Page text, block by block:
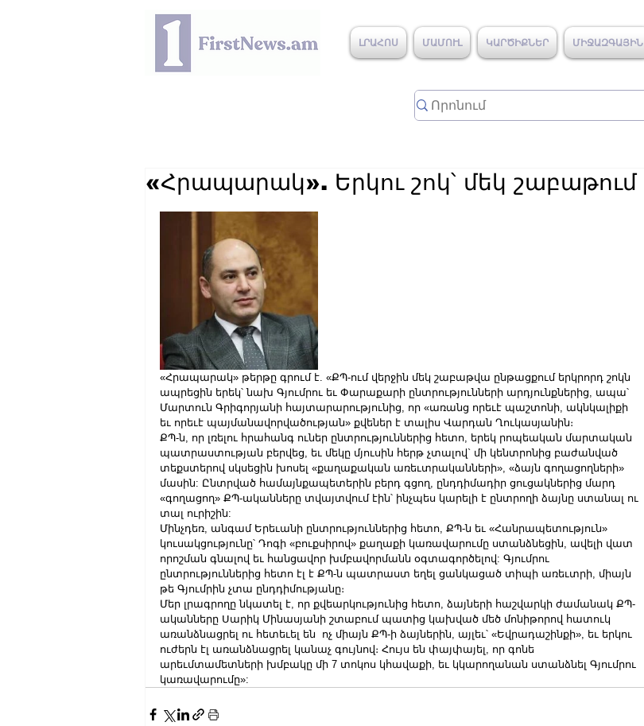
ԼՐԱՀՈՍ ՄԱՄՈՒԼ ԿԱՐԾԻՔՆԵՐ ՄԻՋԱԶԳԱՅԻՆ
«Հրապարակ». Երկու շոկ՝ մեկ շաբաթում
«Հրապարակ» թերթը գրում է. «ՔՊ-ում վերջին մեկ շաբաթվա ընթացքում երկրորդ շոկն
ապրեցին երեկ՝ նախ Գյումրու եւ Փարաքարի ընտրությունների արդյունքներից, ապա՝
Մարտուն Գրիգորյանի հայտարարությունից, որ «առանց որեւէ պաշտոնի, ակնկալիքի
եւ որեւէ պայմանավորվածության» քվեներ է տալիս Վարդան Ղուկասյանին։
ՔՊ-ն, որ լռելու հրահանգ ուներ ընտրություններից հետո, երեկ րոպեական մարտական
պատրաստության բերվեց, եւ մեկը մյուսին հերթ չտալով` մի կենտրոնից բաժանված
տեքստերով սկսեցին խոսել «քաղաքական առեւտրականների», «ձայն գողացողների»
մասին: Ընտրված համայնքապետերին բերդ գցող, ընդդիմադիր ցուցակներից մարդ
«գողացող» ՔՊ-ականները տվայտվում էին՝ ինչպես կարելի է ընտրողի ձայնը ստանալ ու
տալ ուրիշին:
Մինչդեռ, անգամ Երեւանի ընտրություններից հետո, ՔՊ-ն եւ «Հանրապետություն»
կուսակցությունը՝ Դոգի «բուքսիրով» քաղաքի կառավարումը ստանձնեցին, ավելի վատ
որոշման գնալով եւ հանցավոր խմբավորմանն օգտագործելով: Գյումրու
ընտրություններից հետո էլ է ՔՊ-ն պատրաստ եղել ցանկացած տիպի առեւտրի, միայն
թե Գյումրին չտա ընդդիմությանը։
Մեր լրագրողը նկատել է, որ քվեարկությունից հետո, ձայների հաշվարկի ժամանակ ՔՊ-
ականները Սարիկ Մինասյանի շտաբում պատից կախված մեծ մոնիթորով հատուկ
առանձնացրել ու հետեւել են  ոչ միայն ՔՊ-ի ձայներին, այլեւ՝ «Եվրադաշինքի», եւ երկու
ուժերն էլ առանձնացրել կանաչ գույնով։ Հույս են փայփայել, որ գոնե
արեւմտամետների խմբակը մի 7 տոկոս կհավաքի, եւ կկարողանան ստանձնել Գյումրու
կառավարումը»: